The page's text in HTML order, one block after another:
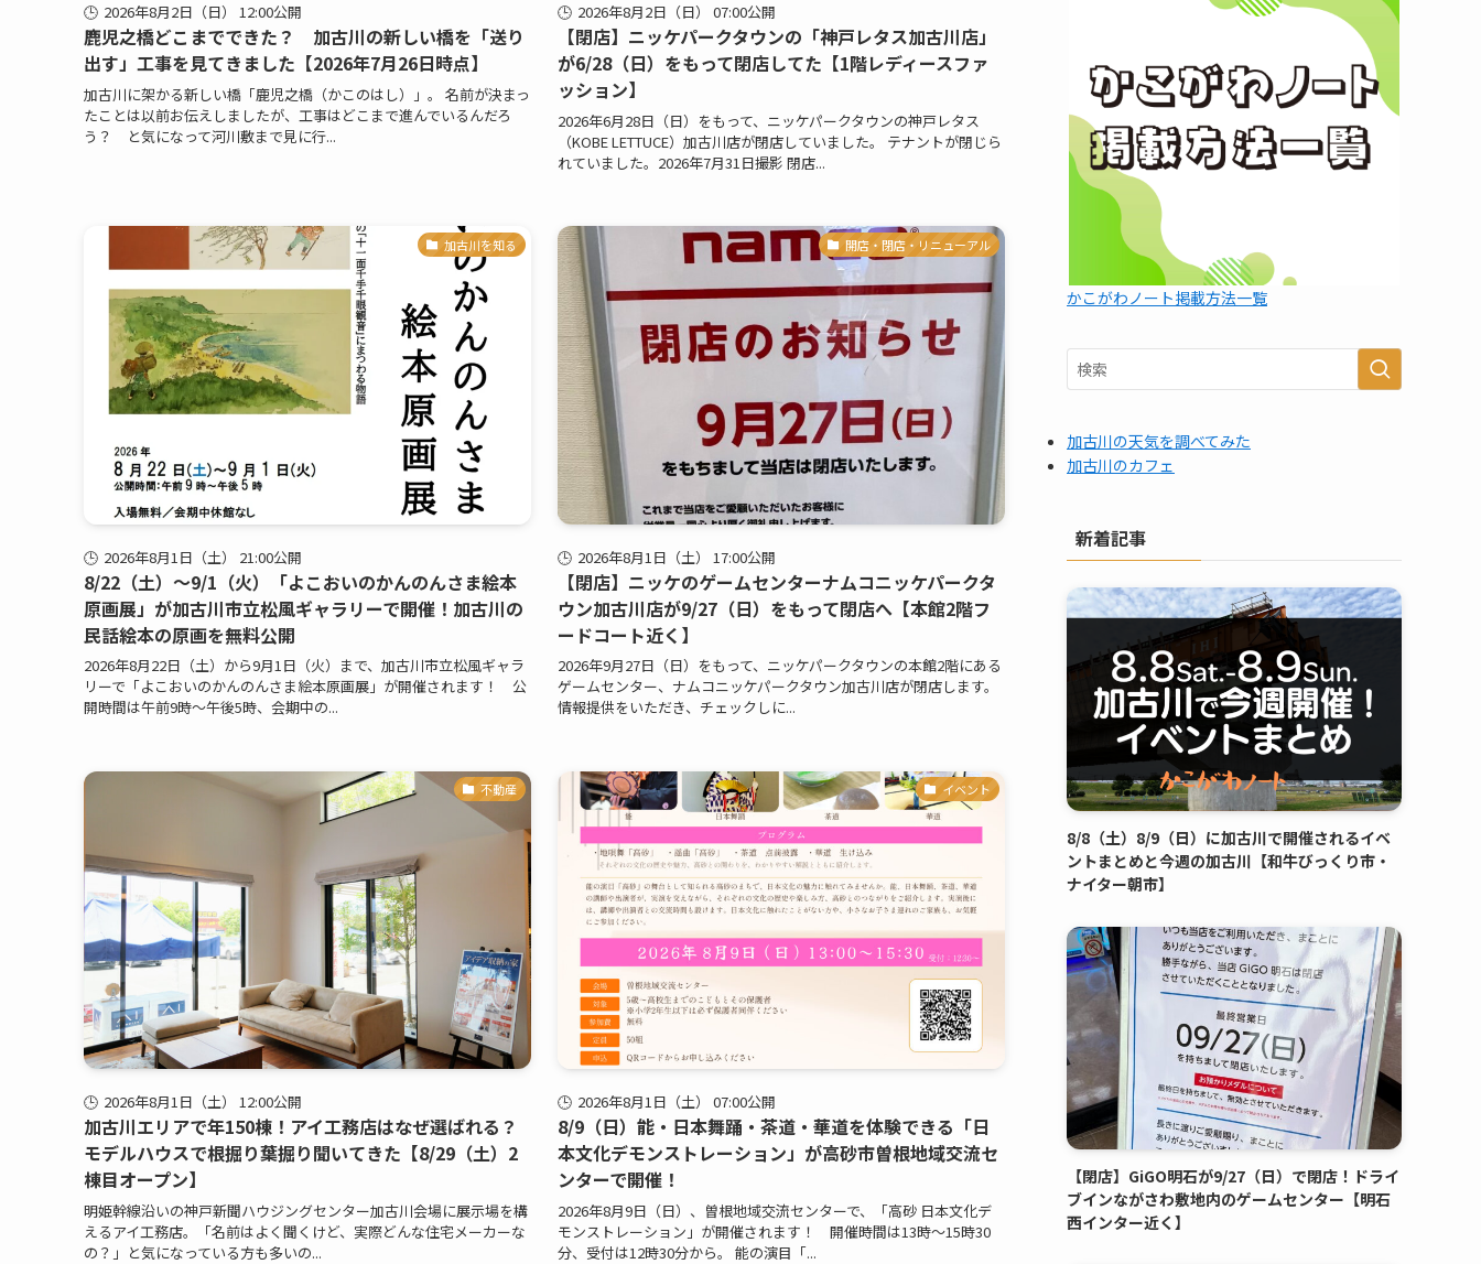
2026年8月2日（日） 12:00公開
鹿児之橋どこまでできた？ 加古川の新しい橋を「送り
出す」工事を見てきました【2026年7月26日時点】
加古川に架かる新しい橋「鹿児之橋（かこのはし）」。 名前が決まっ
たことは以前お伝えしましたが、工事はどこまで進んでいるんだろ
う？ と気になって河川敷まで見に行...
2026年8月2日（日） 07:00公開
【閉店】ニッケパークタウンの「神戸レタス加古川店」
が6/28（日）をもって閉店してた【1階レディースファ
ッション】
2026年6月28日（日）をもって、ニッケパークタウンの神戸レタス
（KOBE LETTUCE）加古川店が閉店していました。 テナントが閉じら
れていました。2026年7月31日撮影 閉店...
加古川を知る
2026年8月1日（土） 21:00公開
8/22（土）〜9/1（火）「よこおいのかんのんさま絵本
原画展」が加古川市立松風ギャラリーで開催！加古川の
民話絵本の原画を無料公開
2026年8月22日（土）から9月1日（火）まで、加古川市立松風ギャラ
リーで「よこおいのかんのんさま絵本原画展」が開催されます！ 公
開時間は午前9時～午後5時、会期中の...
開店・閉店・リニューアル
2026年8月1日（土） 17:00公開
【閉店】ニッケのゲームセンターナムコニッケパークタ
ウン加古川店が9/27（日）をもって閉店へ【本館2階フ
ードコート近く】
2026年9月27日（日）をもって、ニッケパークタウンの本館2階にある
ゲームセンター、ナムコニッケパークタウン加古川店が閉店します。
情報提供をいただき、チェックしに...
不動産
2026年8月1日（土） 12:00公開
加古川エリアで年150棟！アイ工務店はなぜ選ばれる？
モデルハウスで根掘り葉掘り聞いてきた【8/29（土）2
棟目オープン】
明姫幹線沿いの神戸新聞ハウジングセンター加古川会場に展示場を構
えるアイ工務店。「名前はよく聞くけど、実際どんな住宅メーカーな
の？」と気になっている方も多いの...
イベント
2026年8月1日（土） 07:00公開
8/9（日）能・日本舞踊・茶道・華道を体験できる「日
本文化デモンストレーション」が高砂市曽根地域交流セ
ンターで開催！
2026年8月9日（日）、曽根地域交流センターで、「高砂 日本文化デ
モンストレーション」が開催されます！ 開催時間は13時～15時30
分、受付は12時30分から。 能の演目「...
かこがわノート掲載方法一覧
加古川の天気を調べてみた
加古川のカフェ
新着記事
8/8（土）8/9（日）に加古川で開催されるイベ
ントまとめと今週の加古川【和牛びっくり市・
ナイター朝市】
【閉店】GiGO明石が9/27（日）で閉店！ドライ
ブインながさわ敷地内のゲームセンター【明石
西インター近く】